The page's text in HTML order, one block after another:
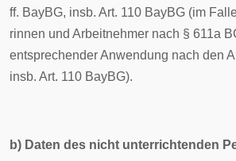
ff. BayBG, insb. Art. 110 BayBG (im
rinnen und Arbeitnehmer nach § 611a
entsprechender Anwendung nach den
insb. Art. 110 BayBG).
b) Daten des nicht unterrichtenden